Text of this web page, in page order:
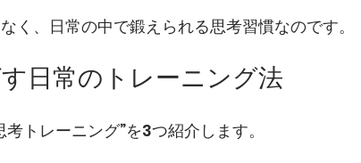
く、日常の中で鍛えられる思考習慣なのです。
日常のトレーニング法
トレーニング”を3つ紹介します。